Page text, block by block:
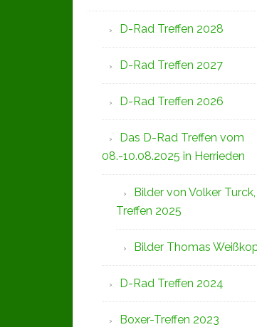
D-Rad Treffen 2028
D-Rad Treffen 2027
D-Rad Treffen 2026
Das D-Rad Treffen vom
08.-10.08.2025 in Herrieden
Bilder von Volker
Treffen 2025
Bilder Thomas
D-Rad Treffen 2024
Boxer-Treffen 2023